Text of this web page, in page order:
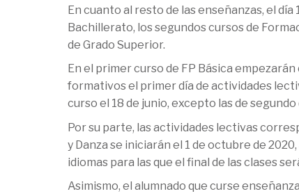
En cuanto al resto de las enseñanzas, el
Bachillerato, los segundos cursos de
de Grado Superior.
En el primer curso de FP Básica
formativos el primer día de actividades
curso el 18 de junio, excepto las de
Por su parte, las actividades lectivas
y Danza se iniciarán el 1 de octubre de
idiomas para las que el final de las clases
Asimismo, el alumnado que curse